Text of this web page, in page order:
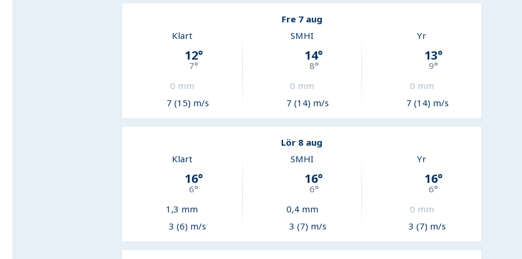
Fre 7 aug
Klart
12°
7°
0 mm
7 (15) m/s
SMHI
14°
8°
0 mm
7 (14) m/s
Yr
13°
9°
0 mm
7 (14) m/s
Lör 8 aug
Klart
16°
6°
1,3 mm
3 (6) m/s
SMHI
16°
6°
0,4mm
3 (7) m/s
Yr
16°
6°
0 mm
3 (7) m/s